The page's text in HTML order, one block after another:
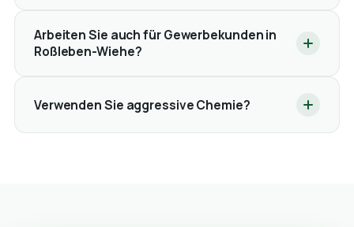
Arbeiten Sie auch für Gewerbekunden in
Roßleben-Wiehe?
Verwenden Sie aggressive Chemie?